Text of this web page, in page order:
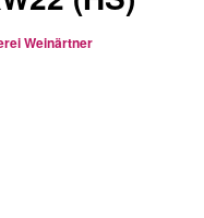
Weinärtner